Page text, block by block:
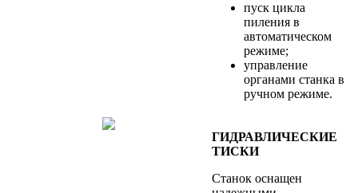
пуск цикла
пиления в
автоматическом
режиме;
управление
органами станка в
ручном режиме.
ГИДРАВЛИЧЕСКИЕ
ТИСКИ
Станок оснащен